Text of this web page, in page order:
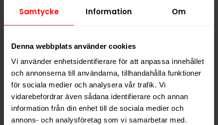
Samtycke Information Om
Denna webbplats använder cookies
Vi använder enhetsidentifierare för att anpassa innehållet
och annonserna till användarna, tillhandahålla funktioner
för sociala medier och analysera vår trafik. Vi
vidarebefordrar även sådana identifierare och annan
information från din enhet till de sociala medier och
annons- och analysföretag som vi samarbetar med.
Hitta alla produkter frånSiberia
PRODUKTINFORMATION
Typ
Portionssnus
Smak
Traditionell
Format
Slim